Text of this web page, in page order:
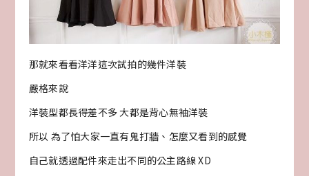
那就來看看洋洋這次試拍的幾件洋裝
嚴格來說
洋裝型都長得差不多 大都是背心無袖洋裝
所以 為了怕大家一直有鬼打牆、怎麼又看到的感覺
自己就透過配件來走出不同的公主路線 XD